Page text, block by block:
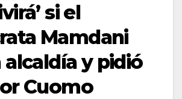
si el
Mamdani
alcaldía y pidió
Cuomo